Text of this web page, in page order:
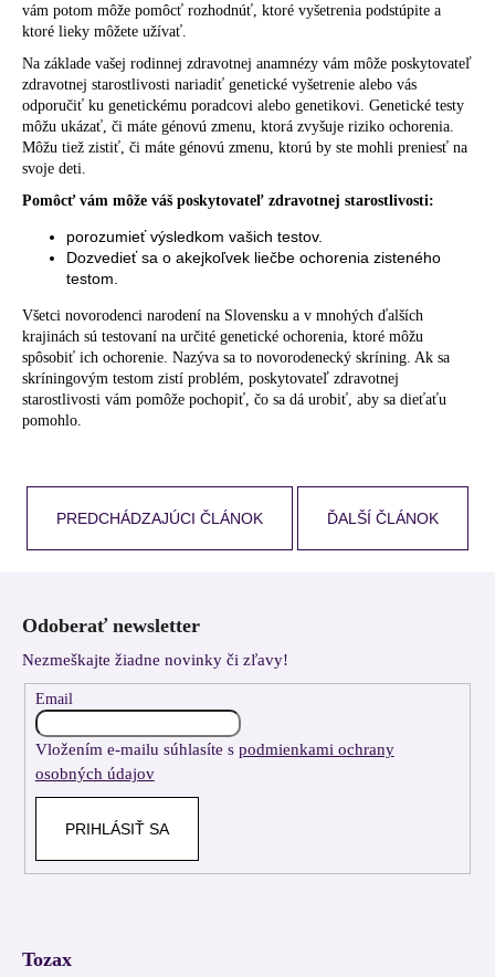
vám potom môže pomôcť rozhodnúť, ktoré vyšetrenia podstúpite a
ktoré lieky môžete užívať.
Na základe vašej rodinnej zdravotnej anamnézy vám môže poskytovateľ
zdravotnej starostlivosti nariadiť genetické vyšetrenie alebo vás
odporučiť ku genetickému poradcovi alebo genetikovi. Genetické testy
môžu ukázať, či máte génovú zmenu, ktorá zvyšuje riziko ochorenia.
Môžu tiež zistiť, či máte génovú zmenu, ktorú by ste mohli preniesť na
svoje deti.
Pomôcť vám môže váš poskytovateľ zdravotnej starostlivosti:
porozumieť výsledkom vašich testov.
Dozvedieť sa o akejkoľvek liečbe ochorenia zisteného
testom.
Všetci novorodenci narodení na Slovensku a v mnohých ďalších
krajinách sú testovaní na určité genetické ochorenia, ktoré môžu
spôsobiť ich ochorenie. Nazýva sa to novorodenecký skríning. Ak sa
skríningovým testom zistí problém, poskytovateľ zdravotnej
starostlivosti vám pomôže pochopiť, čo sa dá urobiť, aby sa dieťaťu
pomohlo.
PREDCHÁDZAJÚCI ČLÁNOK ĎALŠÍ ČLÁNOK
Odoberať newsletter
Nezmeškajte žiadne novinky či zľavy!
Email
Vložením e-mailu súhlasíte s podmienkami ochrany
osobných údajov
PRIHLÁSIŤ SA
Tozax